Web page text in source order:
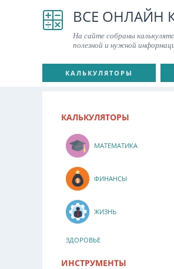
ВСЕ ОНЛАЙН
На сайте собраны
полезной и нужной
КАЛЬКУЛЯТОРЫ
КАЛЬКУЛЯТОРЫ
МАТЕМАТИКА
ФИНАНСЫ
ЖИЗНЬ
ЗДОРОВЬЕ
ИНСТРУМЕНТЫ